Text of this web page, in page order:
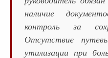
наличие
контроль за
Отсутствие
утилизации при